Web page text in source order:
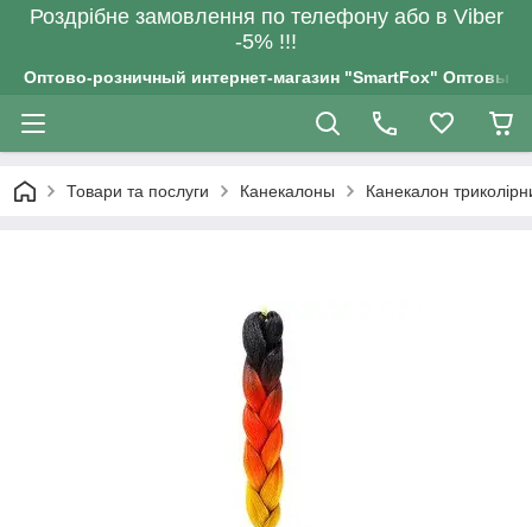
Роздрiбне замовлення по телефону або в Viber
-5% !!!
Оптово-розничный интернет-магазин "SmartFox" Оптовым
Товари та послуги Канекалоны Канекалон